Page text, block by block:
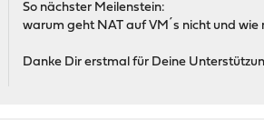
So nächster Meilenstein:
warum geht NAT auf VM´s nicht und
Danke Dir erstmal für Deine